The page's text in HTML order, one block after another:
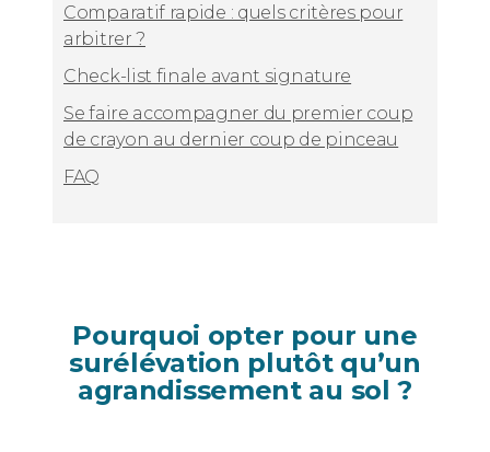
Comparatif rapide : quels critères pour
arbitrer ?
Check-list finale avant signature
Se faire accompagner du premier coup
de crayon au dernier coup de pinceau
FAQ
Pourquoi opter pour une
surélévation plutôt qu’un
agrandissement au sol ?